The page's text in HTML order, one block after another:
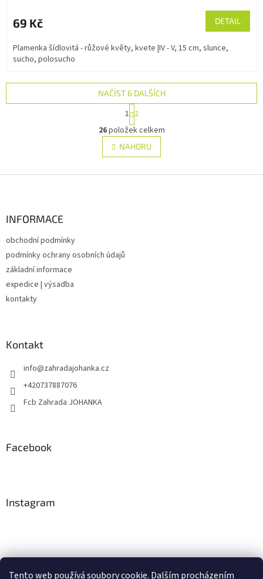
Tento web používá soubory cookie. Dalším procházením
69 Kč DETAIL
Plamenka šídlovitá - růžové květy, kvete |IV - V, 15 cm, slunce,
sucho, polosucho
O
v
l
á
NAČÍST 6 DALŠÍCH
S
t
r
á
n
k
v
1 2
26položek celkem
NAHORU
INFORMACE
obchodní podmínky
podmínky ochrany osobních údajů
základní informace
expedice | výsadba
kontakty
Kontakt
info@zahradajohanka.cz
+420737887076
Fcb Zahrada JOHANKA
Facebook
Instagram